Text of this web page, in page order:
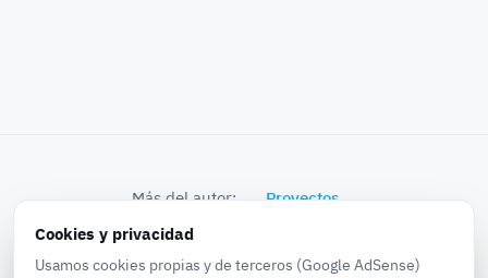
Más del autor: Proyectos
Cookies y privacidad
Usamos cookies propias y de terceros (Google AdSense)